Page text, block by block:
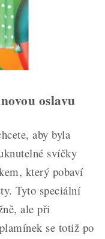
podmínky
oslavu
aby byla
svíčky
který pobaví
Tyto speciální
ale při
se totiž po